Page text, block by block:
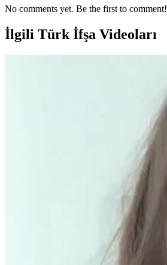
No comments yet. Be the first to comment!
İlgili Türk İfşa Videoları